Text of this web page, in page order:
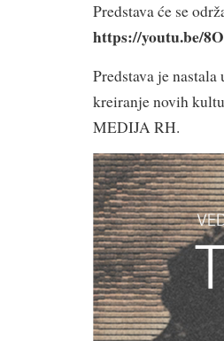
Predstava će se
https://youtu.be/
Predstava je
kreiranje novih
MEDIJA RH.